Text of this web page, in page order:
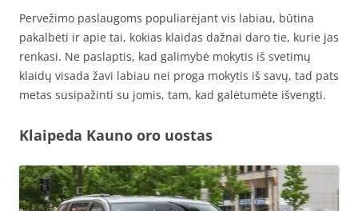
Pervežimo paslaugoms populiarėjant vis labiau, būtina
pakalbėti ir apie tai, kokias klaidas dažnai daro tie, kurie jas
renkasi. Ne paslaptis, kad galimybė mokytis iš svetimų
klaidų visada žavi labiau nei proga mokytis iš savų, tad pats
metas susipažinti su jomis, tam, kad galėtumėte išvengti.
Klaipeda Kauno oro uostas